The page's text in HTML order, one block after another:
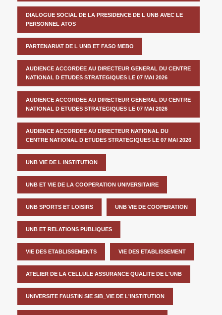
DIALOGUE SOCIAL DE LA PRESIDENCE DE L UNB AVEC LE
PERSONNEL ATOS
PARTENARIAT DE L UNB ET FASO MEBO
AUDIENCE ACCORDEE AU DIRECTEUR GENERAL DU CENTRE
NATIONAL D ETUDES STRATEGIQUES LE 07 MAI 2026
AUDIENCE ACCORDEE AU DIRECTEUR GENERAL DU CENTRE
NATIONAL D ETUDES STRATEGIQUES LE 07 MAI 2026
AUDIENCE ACCORDEE AU DIRECTEUR NATIONAL DU
CENTRE NATIONAL D ETUDES STRATEGIQUES LE 07 MAI 2026
UNB VIE DE L INSTITUTION
UNB ET VIE DE LA COOPERATION UNIVERSITAIRE
UNB SPORTS ET LOISIRS UNB VIE DE COOPERATION
UNB ET RELATIONS PUBLIQUES
VIE DES ETABLISSEMENTS VIE DES ETABLISSEMENT
ATELIER DE LA CELLULE ASSURANCE QUALITE DE L'UNB
UNIVERSITE FAUSTIN SIE SIB_VIE DE L'INSTITUTION